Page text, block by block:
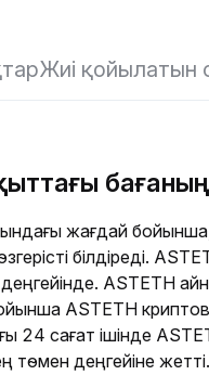
Жиі қойылатын
жағдай
білдіреді.
ASTETH
ASTETH
24 сағат ішінде
төмен деңгейіне жетті.